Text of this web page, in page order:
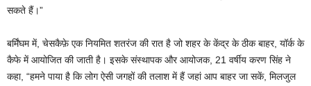
सकते हैं।”
बर्मिंघम में, चेसकैफ़े एक नियमित शतरंज की रात है जो शहर के केंद्र के ठीक बाहर, यॉर्क के
कैफे में आयोजित की जाती है। इसके संस्थापक और आयोजक, 21 वर्षीय करण सिंह ने
कहा, “हमने पाया है कि लोग ऐसी जगहों की तलाश में हैं जहां आप बाहर जा सकें, मिलजुल